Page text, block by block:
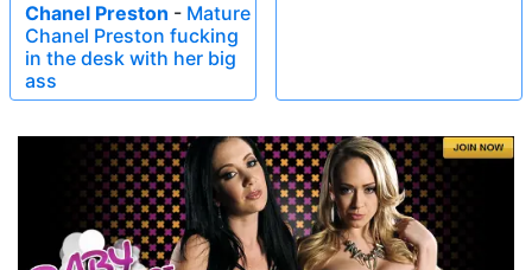
Chanel Preston - Mature
Chanel Preston fucking
in the desk with her big
ass